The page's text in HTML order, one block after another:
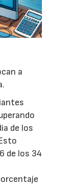
a
de los
de los 34